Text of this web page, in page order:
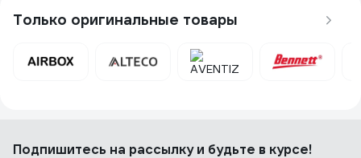
Только оригинальные товары
Подпишитесь на рассылкуи будьте в курсе!